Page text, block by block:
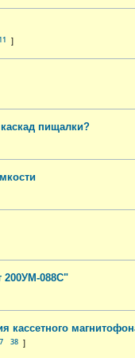
пищалки?
200УМ-088С"
кассетного
38